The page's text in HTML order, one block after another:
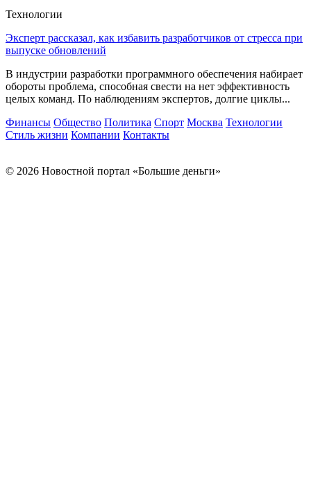
Технологии
Эксперт рассказал, как избавить разработчиков от стресса при
выпуске обновлений
В индустрии разработки программного обеспечения набирает
обороты проблема, способная свести на нет эффективность
целых команд. По наблюдениям экспертов, долгие циклы...
Финансы Общество Политика Спорт Москва Технологии
Стиль жизни Компании Контакты
© 2026 Новостной портал «Большие деньги»